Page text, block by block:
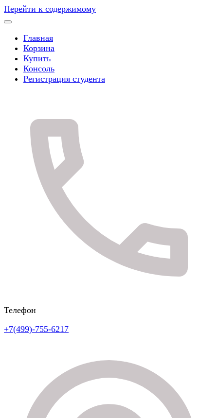
Перейти к содержимому
Главная
Корзина
Купить
Консоль
Регистрация студента
Телефон
+7(499)-755-6217